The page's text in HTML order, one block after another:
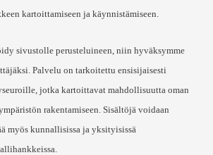
kartoittamiseen ja käynnistämiseen.
sivustolle perusteluineen, niin hyväksymme
Palvelu on tarkoitettu ensisijaisesti
jotka kartoittavat mahdollisuutta oman
rakentamiseen. Sisältöjä voidaan
myös kunnallisissa ja yksityisissä